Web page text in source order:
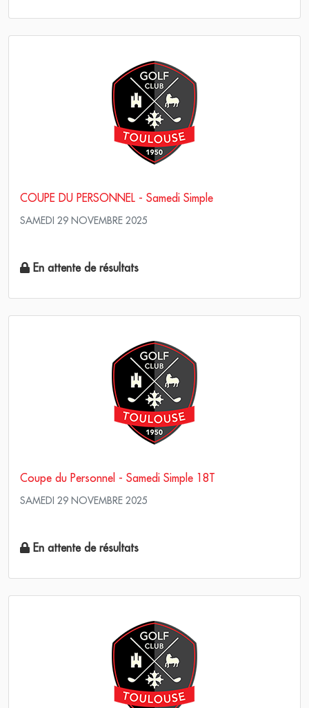
COUPE DU PERSONNEL - Samedi Simple
SAMEDI 29 NOVEMBRE 2025
En attente de résultats
Coupe du Personnel - Samedi Simple 18T
SAMEDI 29 NOVEMBRE 2025
En attente de résultats